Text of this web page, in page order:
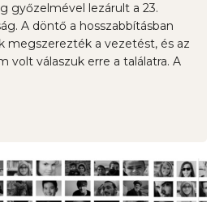
győzelmével lezárult a 23.
A döntő a hosszabbításban
megszerezték a vezetést, és az
volt válaszuk erre a találatra. A